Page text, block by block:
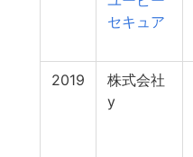
セキュア
2019
株式会社
y